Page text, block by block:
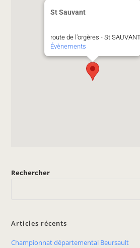
St Sauvant
route de l'orgères - St
Évènements
Rechercher
Articles récents
Championnat départemental Beursault